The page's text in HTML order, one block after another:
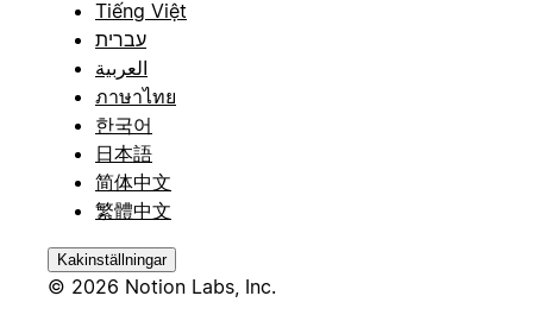
Tiếng Việt
עברית
العربية
ภาษาไทย
한국어
日本語
简体中文
繁體中文
Kakinställningar
© 2026 Notion Labs, Inc.